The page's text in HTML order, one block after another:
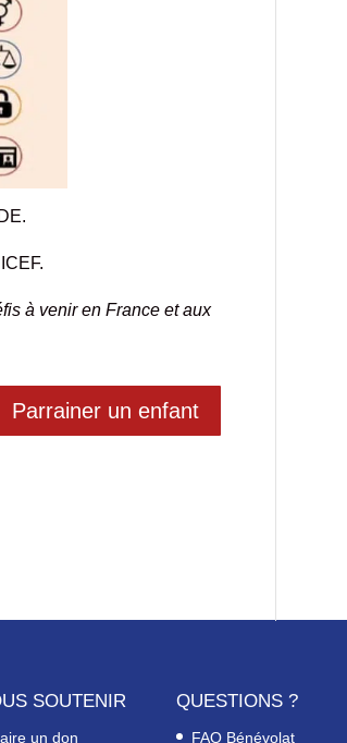
.
.
à venir enFrance et aux
Parrainer un enfant
SOUTENIR
un don
QUESTIONS ?
FAQ Bénévolat